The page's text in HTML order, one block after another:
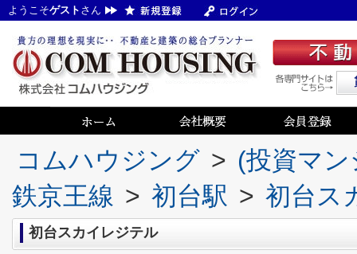
ようこそゲスト さん
コムハウジング > (投資マ
鉄京王線 > 初台駅 > 初台ス
初台スカイレジテル